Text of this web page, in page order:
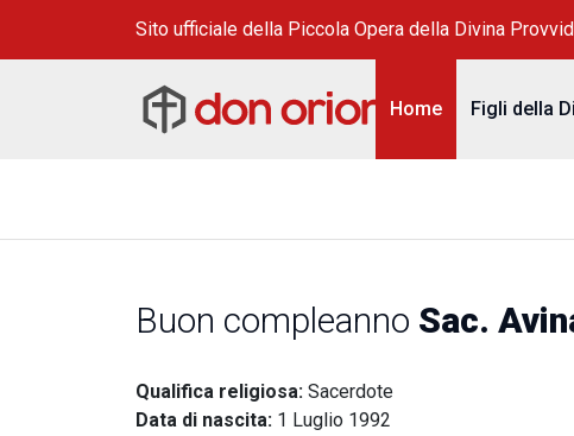
Sito ufficiale della Piccola Opera della Divina
Home Figli della
Buon compleanno Sac.
Qualifica religiosa: Sacerdote
Data di nascita: 1 Luglio 1992